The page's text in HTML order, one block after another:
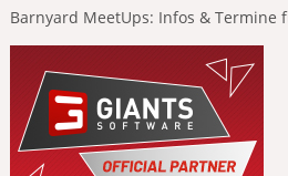
Barnyard MeetUps: Infos & Termine